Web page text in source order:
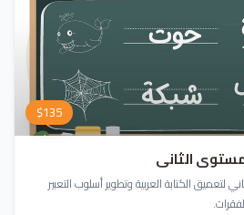
$135
الثاني
لتعميق الكتابة العربية وتطوير أسلوب التعبير